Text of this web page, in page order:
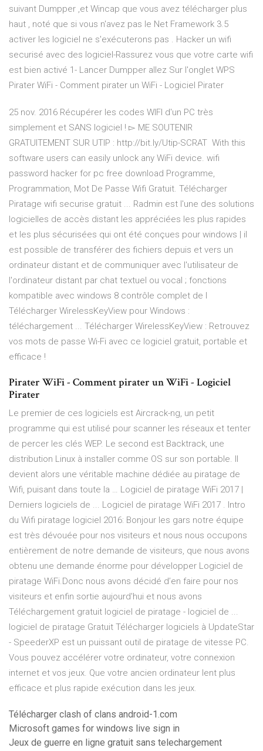
suivant Dumpper ,et Wincap que vous avez télécharger plus
haut , noté que si vous n'avez pas le Net Framework 3.5
activer les logiciel ne s'exécuterons pas . Hacker un wifi
securisé avec des logiciel-Rassurez vous que votre carte wifi
est bien activé 1- Lancer Dumpper allez Sur l'onglet WPS
Pirater WiFi - Comment pirater un WiFi - Logiciel Pirater
25 nov. 2016 Récupérer les codes WIFI d'un PC très
simplement et SANS logiciel ! ▻ ME SOUTENIR
GRATUITEMENT SUR UTIP : http://bit.ly/Utip-SCRAT With this
software users can easily unlock any WiFi device. wifi
password hacker for pc free download Programme,
Programmation, Mot De Passe Wifi Gratuit. Télécharger
Piratage wifi securise gratuit ... Radmin est l'une des solutions
logicielles de accès distant les appréciées les plus rapides
et les plus sécurisées qui ont été conçues pour windows | il
est possible de transférer des fichiers depuis et vers un
ordinateur distant et de communiquer avec l'utilisateur de
l'ordinateur distant par chat textuel ou vocal ; fonctions
kompatible avec windows 8 contrôle complet de l
Télécharger WirelessKeyView pour Windows :
téléchargement ... Télécharger WirelessKeyView : Retrouvez
vos mots de passe Wi-Fi avec ce logiciel gratuit, portable et
efficace !
Pirater WiFi - Comment pirater un WiFi - Logiciel
Pirater
Le premier de ces logiciels est Aircrack-ng, un petit
programme qui est utilisé pour scanner les réseaux et tenter
de percer les clés WEP. Le second est Backtrack, une
distribution Linux à installer comme OS sur son portable. Il
devient alors une véritable machine dédiée au piratage de
Wifi, puisant dans toute la … Logiciel de piratage WiFi 2017 |
Derniers logiciels de ... Logiciel de piratage WiFi 2017 . Intro
du Wifi piratage logiciel 2016: Bonjour les gars notre équipe
est très dévouée pour nos visiteurs et nous nous occupons
entièrement de notre demande de visiteurs, que nous avons
obtenu une demande énorme pour développer Logiciel de
piratage WiFi.Donc nous avons décidé d’en faire pour nos
visiteurs et enfin sortie aujourd'hui et nous avons
Téléchargement gratuit logiciel de piratage - logiciel de ...
logiciel de piratage Gratuit Télécharger logiciels à UpdateStar
- SpeederXP est un puissant outil de piratage de vitesse PC.
Vous pouvez accélérer votre ordinateur, votre connexion
internet et vos jeux. Que votre ancien ordinateur lent plus
efficace et plus rapide exécution dans les jeux.
Télécharger clash of clans android-1.com
Microsoft games for windows live sign in
Jeux de guerre en ligne gratuit sans telechargement